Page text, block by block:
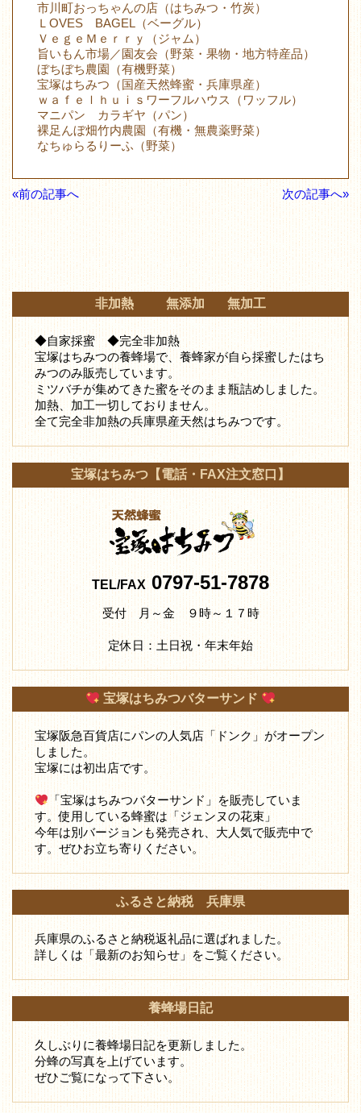
市川町おっちゃんの店（はちみつ・竹炭）
ＬOVES BAGEL（ベーグル）
ＶｅｇｅＭｅｒｒｙ（ジャム）
旨いもん市場／園友会（野菜・果物・地方特産品）
ぼちぼち農園（有機野菜）
宝塚はちみつ（国産天然蜂蜜・兵庫県産）
ｗａｆｅｌｈｕｉｓワーフルハウス（ワッフル）
マニパン カラギヤ（パン）
裸足んぼ畑竹内農園（有機・無農薬野菜）
なちゅらるりーふ（野菜）
«前の記事へ 次の記事へ»
非加熱 無添加 無加工
◆自家採蜜 ◆完全非加熱
宝塚はちみつの養蜂場で、養蜂家が自ら採蜜したはち
みつのみ販売しています。
ミツバチが集めてきた蜜をそのまま瓶詰めしました。
加熱、加工一切しておりません。
全て完全非加熱の兵庫県産天然はちみつです。
宝塚はちみつ【電話・FAX注文窓口】
TEL/FAX0797-51-7878
受付 月～金 ９時～１７時
定休日：土日祝・年末年始
宝塚はちみつバターサンド
宝塚阪急百貨店にパンの人気店「ドンク」がオープン
しました。
宝塚には初出店です。
「宝塚はちみつバターサンド」を販売していま
す。使用している蜂蜜は「ジェンヌの花束」
今年は別バージョンも発売され、大人気で販売中で
す。ぜひお立ち寄りください。
ふるさと納税 兵庫県
兵庫県のふるさと納税返礼品に選ばれました。
詳しくは「最新のお知らせ」をご覧ください。
養蜂場日記
久しぶりに養蜂場日記を更新しました。
分蜂の写真を上げています。
ぜひご覧になって下さい。